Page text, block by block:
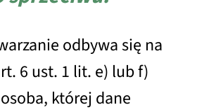
odbywa się na
6 ust. 1 lit. e) lub f)
której dane